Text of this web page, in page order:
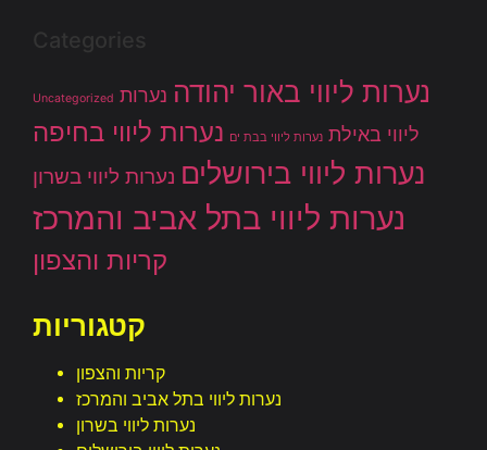
Categories
Uncategorized נערות ליווי באור יהודה נערות
ליווי באילת נערות ליווי בבת ים נערות ליווי בחיפה
נערות ליווי בירושלים נערות ליווי בשרון
נערות ליווי בתל אביב והמרכז
קריות והצפון
קטגוריות
קריות והצפון
נערות ליווי בתל אביב והמרכז
נערות ליווי בשרון